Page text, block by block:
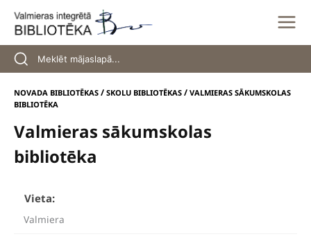
content
NOVADA BIBLIOTĒKAS / SKOLU BIBLIOTĒKAS / VALMIERAS SĀKUMSKOLAS
BIBLIOTĒKA
Valmieras sākumskolas
bibliotēka
Vieta:
Valmiera